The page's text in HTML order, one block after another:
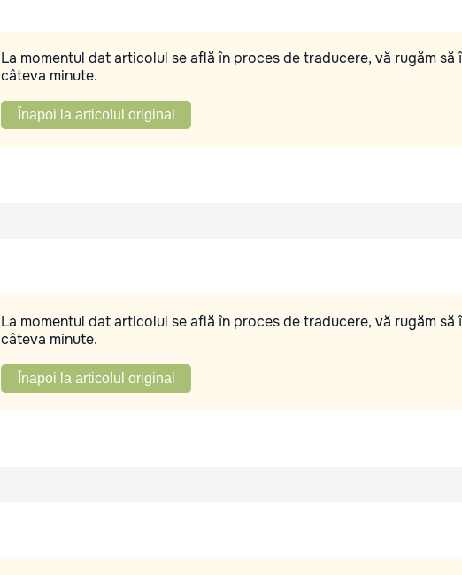
La momentul dat articolul se află în proces de traducere, vă rugăm să
câteva minute.
Înapoi la articolul original
La momentul dat articolul se află în proces de traducere, vă rugăm să
câteva minute.
Înapoi la articolul original